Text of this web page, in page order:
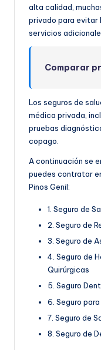
alta calidad,
privado para evitar
servicios
Comparar
Los seguros de
médica privada,
pruebas
copago.
A continuación se
puedes contratar
Pinos Genil:
1. Seguro de
2. Seguro de
3. Seguro de
4. Seguro de
Quirúrgicas
5. Seguro
6. Seguro
7. Seguro de
8. Seguro de